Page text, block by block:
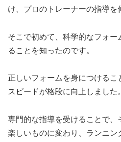
け、プロのトレーナーの指導を
そこで初めて、科学的なフォ
ることを知ったのです。
正しいフォームを身につける
スピードが格段に向上しました。
専門的な指導を受けることで
楽しいものに変わり、ランニン